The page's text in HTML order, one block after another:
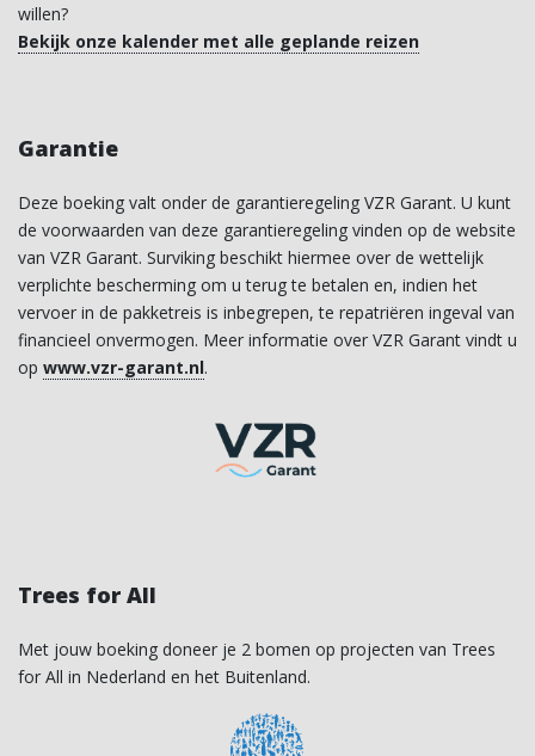
willen?
Bekijk onze kalender met alle geplande reizen
Garantie
Deze boeking valt onder de garantieregeling VZR Garant. U kunt
de voorwaarden van deze garantieregeling vinden op de website
van VZR Garant. Surviking beschikt hiermee over de wettelijk
verplichte bescherming om u terug te betalen en, indien het
vervoer in de pakketreis is inbegrepen, te repatriëren ingeval van
financieel onvermogen. Meer informatie over VZR Garant vindt u
op www.vzr-garant.nl.
Trees for All
Met jouw boeking doneer je 2 bomen op projecten van Trees
for All in Nederland en het Buitenland.